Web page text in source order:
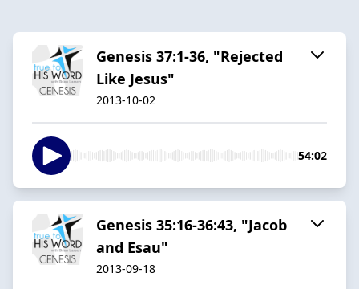
Genesis 37:1-36, "Rejected
Like Jesus"
2013-10-02
54:02
Genesis 35:16-36:43, "Jacob
and Esau"
2013-09-18